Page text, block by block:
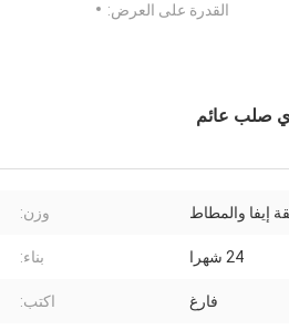
القدرة على العرض:
صلب عائم
إيفا والمطاط وزن:
24 شهرا بناء:
فارغ اكتب: